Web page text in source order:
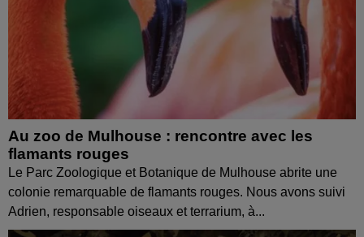
Au zoo de Mulhouse : rencontre avec les
flamants rouges
Le Parc Zoologique et Botanique de Mulhouse abrite une
colonie remarquable de flamants rouges. Nous avons suivi
Adrien, responsable oiseaux et terrarium, à...